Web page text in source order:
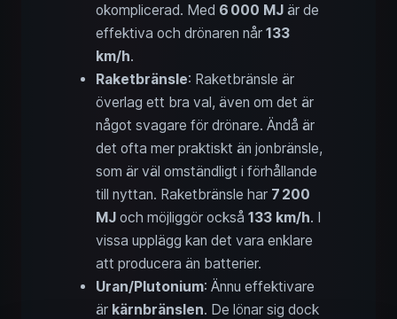
okomplicerad. Med 6 000 MJ är de
effektiva och drönaren når 133
km/h.
Raketbränsle: Raketbränsle är
överlag ett bra val, även om det är
något svagare för drönare. Ändå är
det ofta mer praktiskt än jonbränsle,
som är väl omständligt i förhållande
till nyttan. Raketbränsle har 7 200
MJ och möjliggör också 133 km/h. I
vissa upplägg kan det vara enklare
att producera än batterier.
Uran/Plutonium: Ännu effektivare
är kärnbränslen. De lönar sig dock